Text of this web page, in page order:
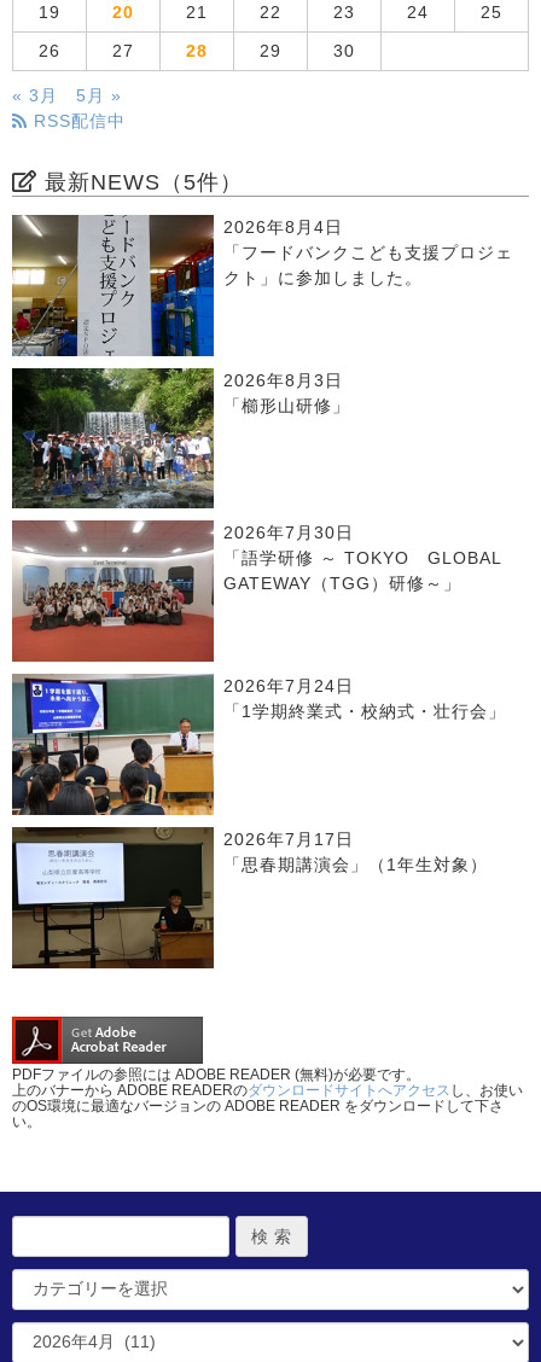
19 20 21 22 23 24 25
26 27 28 29 30
« 3月
5月 »
RSS配信中
最新NEWS（5件）
2026年8月4日
「フードバンクこども支援プロジェ
クト」に参加しました。
2026年8月3日
「櫛形山研修」
2026年7月30日
「語学研修 ～ TOKYO GLOBAL
GATEWAY（TGG）研修～」
2026年7月24日
「1学期終業式・校納式・壮行会」
2026年7月17日
「思春期講演会」（1年生対象）
PDFファイルの参照には ADOBE READER (無料)が必要です。
上のバナーから ADOBE READERのダウンロードサイトへアクセス し、お使い
のOS環境に最適なバージョンの ADOBE READER をダウンロードして下さ
い。